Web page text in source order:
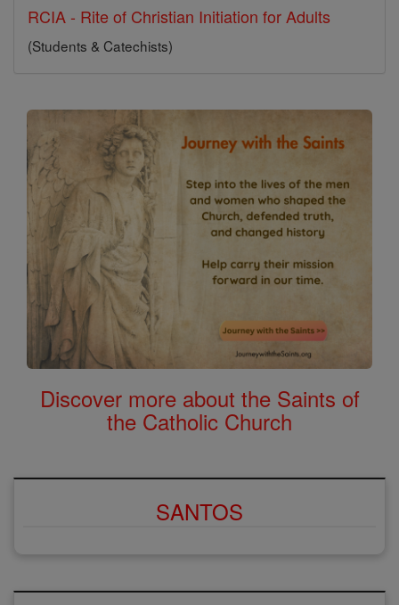
RCIA - Rite of Christian Initiation for Adults
(Students & Catechists)
Discover more about the Saints of
the Catholic Church
SANTOS